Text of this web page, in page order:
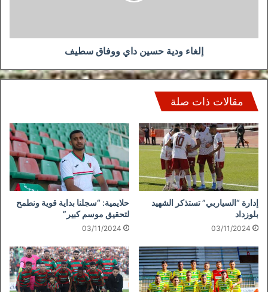
إلغاء ودية حسين داي ووفاق سطيف
مقالات ذات صلة
إدارة “السياربي” تستذكر الشهيد
بلوزداد
03/11/2024
حلايمية: “سجلنا بداية قوية ونطمح
لتحقيق موسم كبير”
03/11/2024